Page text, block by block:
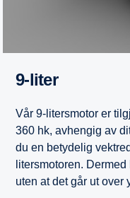
9-liter
Vår 9-litersmotor er
360 hk, avhengig av
du en betydelig
litersmotoren.
uten at det går ut over